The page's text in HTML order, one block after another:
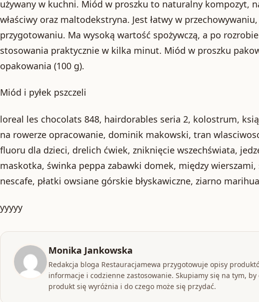
używany w kuchni. Miód w proszku to naturalny kompozyt,
właściwy oraz maltodekstryna. Jest łatwy w
przygotowaniu. Ma wysoką wartość spożywczą, a po
stosowania praktycznie w kilka minut. Miód w proszku
opakowania (100 g).
Miód i pyłek pszczeli
loreal les chocolats 848, hairdorables seria 2, kolostrum,
na rowerze opracowanie, dominik makowski, tran
fluoru dla dzieci, drelich ćwiek, zniknięcie wszechświata,
maskotka, świnka peppa zabawki domek, między
nescafe, płatki owsiane górskie błyskawiczne, ziarno
yyyyy
Monika Jankowska
Redakcja bloga Restauracjamewa przygotowuje opisy
informacje i codzienne zastosowanie. Skupiamy się na tym,
produkt się wyróżnia i do czego może się przydać.